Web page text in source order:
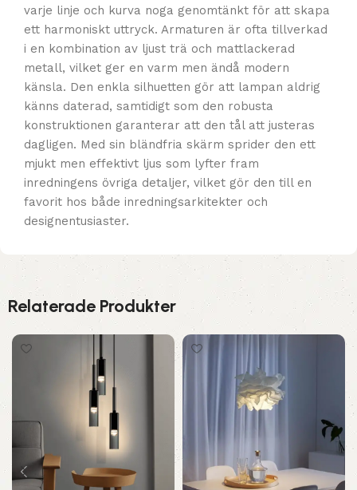
varje linje och kurva noga genomtänkt för att skapa
ett harmoniskt uttryck. Armaturen är ofta tillverkad
i en kombination av ljust trä och mattlackerad
metall, vilket ger en varm men ändå modern
känsla. Den enkla silhuetten gör att lampan aldrig
känns daterad, samtidigt som den robusta
konstruktionen garanterar att den tål att justeras
dagligen. Med sin bländfria skärm sprider den ett
mjukt men effektivt ljus som lyfter fram
inredningens övriga detaljer, vilket gör den till en
favorit hos både inredningsarkitekter och
designentusiaster.
Relaterade Produkter